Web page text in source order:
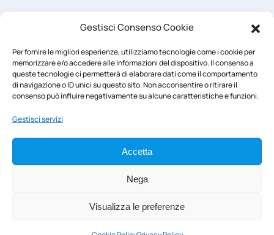
Gestisci Consenso Cookie
Per fornire le migliori esperienze, utilizziamo tecnologie come i cookie per
memorizzare e/o accedere alle informazioni del dispositivo. Il consenso a
queste tecnologie ci permetterà di elaborare dati come il comportamento
di navigazione o ID unici su questo sito. Non acconsentire o ritirare il
consenso può influire negativamente su alcune caratteristiche e funzioni.
Gestisci servizi
Accetta
Nega
Visualizza le preferenze
Gesù Eucaristico |Cookie Policy|Privacy Policy